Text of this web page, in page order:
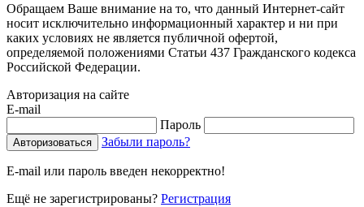
Обращаем Ваше внимание на то, что данный Интернет-сайт
носит исключительно информационный характер и ни при
каких условиях не является публичной офертой,
определяемой положениями Статьи 437 Гражданского кодекса
Российской Федерации.
Авторизация на сайте
E-mail
Пароль
Забыли пароль?
E-mail или пароль введен некорректно!
Ещё не зарегистрированы? Регистрация